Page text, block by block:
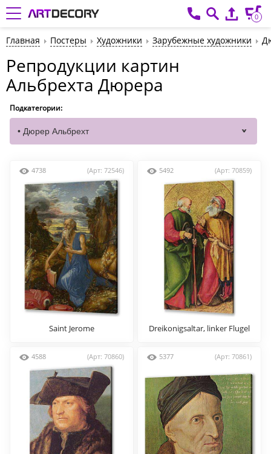
0
Главная Постеры Художники Зарубежные художники
Репродукции картин
Альбрехта Дюрера
Подкатегории:
4738 (Арт: 72546)
Saint Jerome
5492 (Арт: 70859)
Dreikonigsaltar, linker Flugel
4588 (Арт: 70860) 5377 (Арт: 70861)